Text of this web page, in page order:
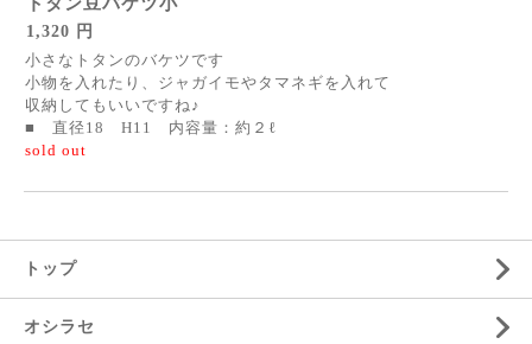
1,320 円
小さなトタンのバケツです
小物を入れたり、ジャガイモやタマネギを入れて
収納してもいいですね♪
■ 直径18 H11 内容量：約２ℓ
sold out
トップ
オシラセ